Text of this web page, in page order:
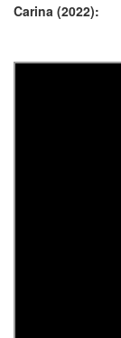
Carina (2022):